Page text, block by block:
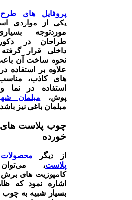
پروفایل های
یکی از مواردی
موردتوجه
طراحان در
داخلی قرار
نحوه ساخت آن
علاوه بر استفاده
های کاذب،
استفاده در نما و
پوش، مبلمان
مبلمان باغی نیز
چوب پلاست
خورده
از دیگر
پلاست،
کامپوزیت های برش
اشاره نمود که
بسیار شبیه به